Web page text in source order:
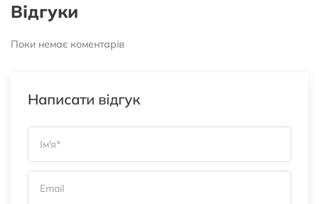
Відгуки
Поки немає коментарів
Написати відгук